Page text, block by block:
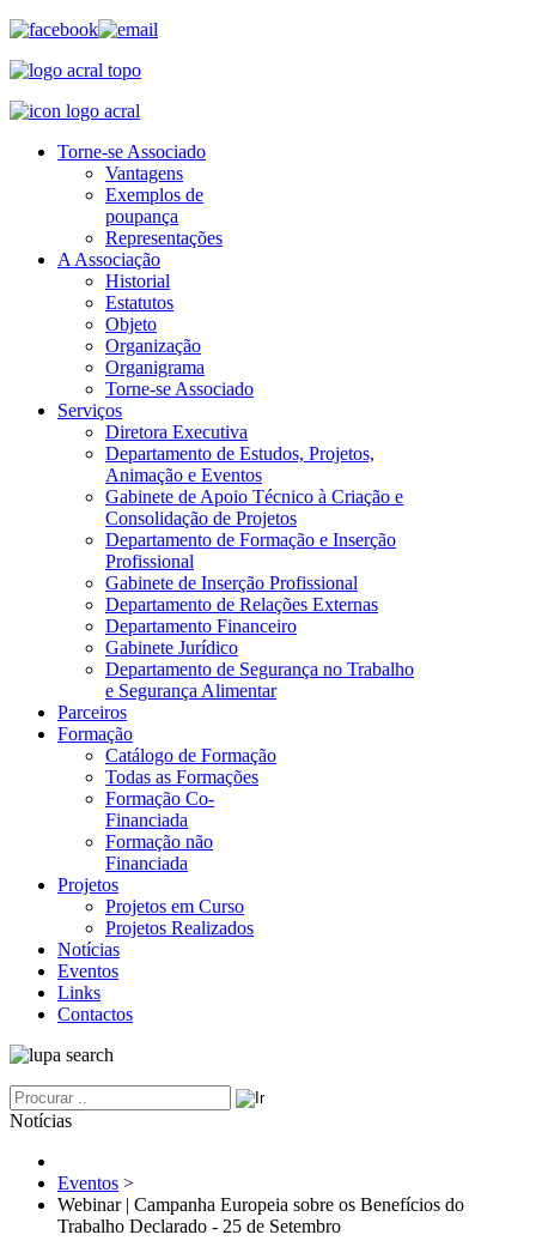
Torne-se Associado
Vantagens
Exemplos de
poupança
Representações
A Associação
Historial
Estatutos
Objeto
Organização
Organigrama
Torne-se Associado
Serviços
Diretora Executiva
Departamento de Estudos, Projetos,
Animação e Eventos
Gabinete de Apoio Técnico à Criação e
Consolidação de Projetos
Departamento de Formação e Inserção
Profissional
Gabinete de Inserção Profissional
Departamento de Relações Externas
Departamento Financeiro
Gabinete Jurídico
Departamento de Segurança no Trabalho
e Segurança Alimentar
Parceiros
Formação
Catálogo de Formação
Todas as Formações
Formação Co-
Financiada
Formação não
Financiada
Projetos
Projetos em Curso
Projetos Realizados
Notícias
Eventos
Links
Contactos
Notícias
Eventos >
Webinar | Campanha Europeia sobre os Benefícios do
Trabalho Declarado - 25 de Setembro